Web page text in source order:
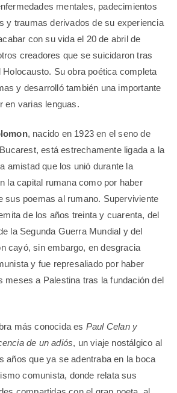
mentales, padecimientos
y traumas derivados de su experiencia
con su vida el 20 de abril de
creadores que se suicidaron tras
Su obra poética completa
y desarrolló también una importante
en varias lenguas.
, nacido en 1923 en el seno de
está estrechamente ligada a la
amistad que los unió durante la
la capital rumana como por haber
sus poemas al rumano. Superviviente
de los años treinta y cuarenta, del
la Segunda Guerra Mundial y del
cayó, sin embargo, en desgracia
y fue represaliado por haber
meses a Palestina tras la fundación del
más conocida es Paul Celan y
de un adiós, un viaje nostálgico al
años que ya se adentraba en la boca
comunista, donde relata sus